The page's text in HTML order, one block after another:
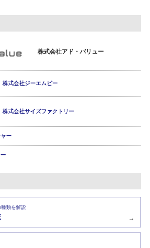
株式会社アド・バリュー
株式会社ジーエムピー
株式会社サイズファクトリー
ー
類を解説
→